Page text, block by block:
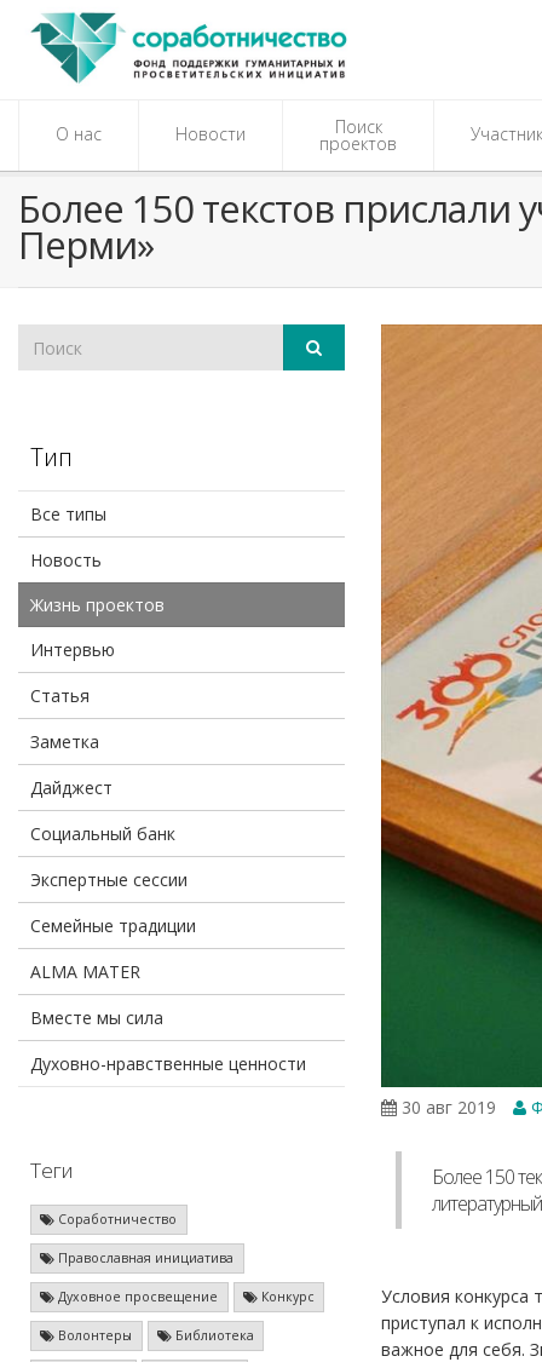
О нас Новости Поиск
проектов
Более 150 текстов прислали
Перми»
Тип
Все типы
Новость
Жизнь проектов
Интервью
Статья
Заметка
Дайджест
Социальный банк
Экспертные сессии
Семейные традиции
ALMA MATER
Вместе мы сила
Духовно-нравственные ценности
Теги
Соработничество
Православная инициатива
Духовное просвещение Конкурс
Волонтеры Библиотека
30 авг 2019
Более 150
Условия конкурса
приступал к
важное для себя.